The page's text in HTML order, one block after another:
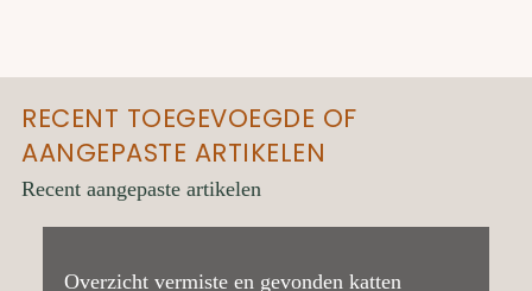
RECENT TOEGEVOEGDE OF
AANGEPASTE ARTIKELEN
Recent aangepaste artikelen
Overzicht vermiste en gevonden katten